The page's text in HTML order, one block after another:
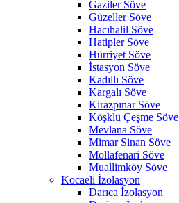
Gaziler Söve
Güzeller Söve
Hacıhalil Söve
Hatipler Söve
Hürriyet Söve
İstasyon Söve
Kadıllı Söve
Kargalı Söve
Kirazpınar Söve
Köşklü Çeşme Söve
Mevlana Söve
Mimar Sinan Söve
Mollafenari Söve
Muallimköy Söve
Kocaeli İzolasyon
Darıca İzolasyon